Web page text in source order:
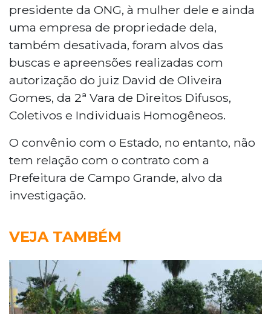
presidente da ONG, à mulher dele e ainda
uma empresa de propriedade dela,
também desativada, foram alvos das
buscas e apreensões realizadas com
autorização do juiz David de Oliveira
Gomes, da 2ª Vara de Direitos Difusos,
Coletivos e Individuais Homogêneos.
O convênio com o Estado, no entanto, não
tem relação com o contrato com a
Prefeitura de Campo Grande, alvo da
investigação.
VEJA TAMBÉM